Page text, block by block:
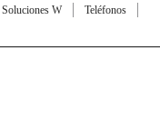
Soluciones W
Teléfonos